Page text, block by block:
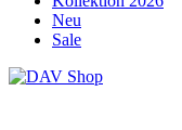
Neu
Sale